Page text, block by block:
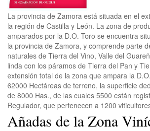
La provincia de Zamora está situada en el
la región de Castilla y León. La zona de
amparados por la D.O. Toro se encuentra
la provincia de Zamora, y comprende parte
naturales de Tierra del Vino, Valle del
linda con los páramos de Tierra del Pan y
extensión total de la zona que ampara la
62000 Hectáreas de terreno, la superficie
de 8000 Has., de las cuales 5500 están
Regulador, que pertenecen a 1200
Añadas de la Zona